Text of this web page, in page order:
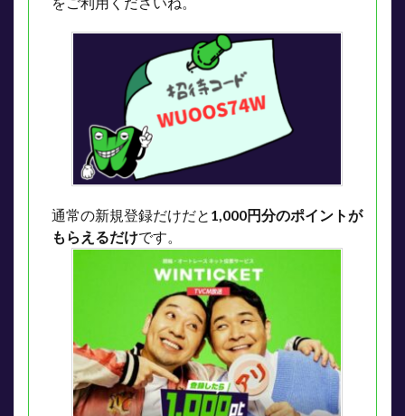
通常の新規登録だけだと 1,000円分のポイントが
もらえるだけです。